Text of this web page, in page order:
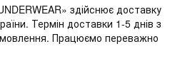
здійснює доставку
Термін доставки 1-5 днів з
Працюємо переважно